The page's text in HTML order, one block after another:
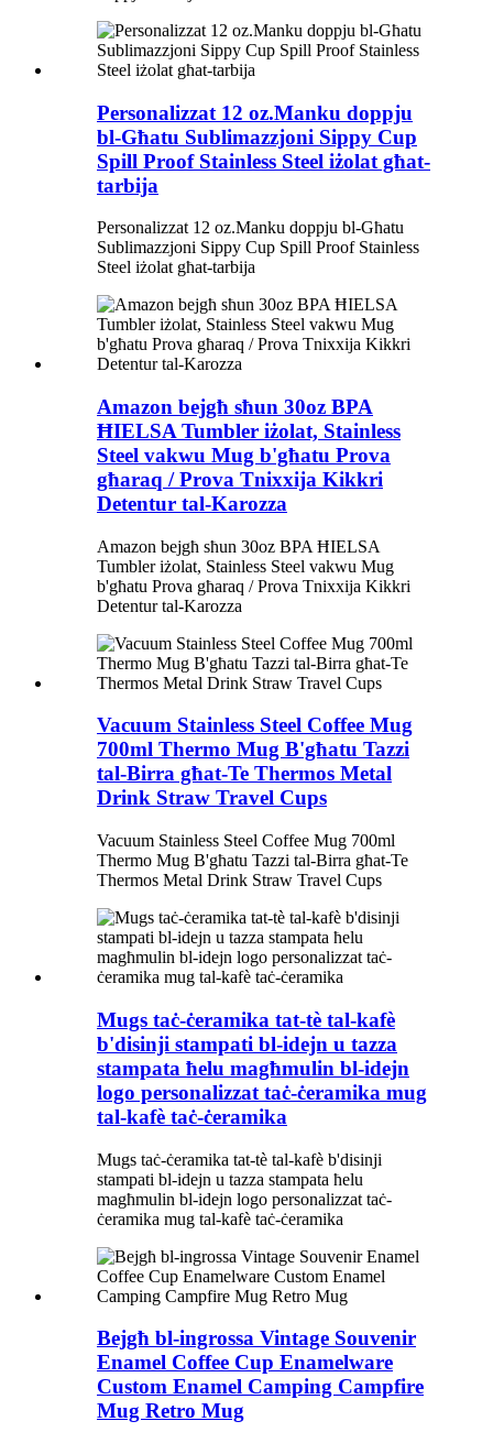
Personalizzat 12 oz.Manku doppju
bl-Għatu Sublimazzjoni Sippy Cup
Spill Proof Stainless Steel iżolat għat-
tarbija
Personalizzat 12 oz.Manku doppju bl-Għatu
Sublimazzjoni Sippy Cup Spill Proof Stainless
Steel iżolat għat-tarbija
Amazon bejgħ sħun 30oz BPA
ĦIELSA Tumbler iżolat, Stainless
Steel vakwu Mug b'għatu Prova
għaraq / Prova Tnixxija Kikkri
Detentur tal-Karozza
Amazon bejgħ sħun 30oz BPA ĦIELSA
Tumbler iżolat, Stainless Steel vakwu Mug
b'għatu Prova għaraq / Prova Tnixxija Kikkri
Detentur tal-Karozza
Vacuum Stainless Steel Coffee Mug
700ml Thermo Mug B'għatu Tazzi
tal-Birra għat-Te Thermos Metal
Drink Straw Travel Cups
Vacuum Stainless Steel Coffee Mug 700ml
Thermo Mug B'għatu Tazzi tal-Birra għat-Te
Thermos Metal Drink Straw Travel Cups
Mugs taċ-ċeramika tat-tè tal-kafè
b'disinji stampati bl-idejn u tazza
stampata ħelu magħmulin bl-idejn
logo personalizzat taċ-ċeramika mug
tal-kafè taċ-ċeramika
Mugs taċ-ċeramika tat-tè tal-kafè b'disinji
stampati bl-idejn u tazza stampata ħelu
magħmulin bl-idejn logo personalizzat taċ-
ċeramika mug tal-kafè taċ-ċeramika
Bejgħ bl-ingrossa Vintage Souvenir
Enamel Coffee Cup Enamelware
Custom Enamel Camping Campfire
Mug Retro Mug